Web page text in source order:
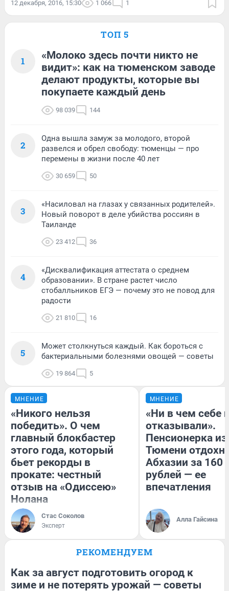
12 декабря, 2016, 15:30 1 066 1
ТОП 5
1
«Молоко здесь почти никто не
видит»: как на тюменском заводе
делают продукты, которые вы
покупаете каждый день
98 039 144
2
Одна вышла замуж за молодого, второй
развелся и обрел свободу: тюменцы — про
перемены в жизни после 40 лет
30 659 50
3
«Насиловал на глазах у связанных родителей».
Новый поворот в деле убийства россиян в
Таиланде
23 412 36
4
«Дисквалификация аттестата о среднем
образовании». В стране растет число
стобалльников ЕГЭ — почему это не повод для
радости
21 810 16
5
Может столкнуться каждый. Как бороться с
бактериальными болезнями овощей — советы
19 864 5
МНЕНИЕ
«Никого нельзя
победить». О чем
главный блокбастер
этого года, который
бьет рекорды в
прокате: честный
отзыв на «Одиссею»
Нолана
Стас Соколов
Эксперт
МНЕНИЕ
«Ни в чем себе
отказывали».
Пенсионерка из
Тюмени
Абхазии за 160
рублей — ее
впечатления
Алла Гайсина
РЕКОМЕНДУЕМ
Как за август подготовить огород к
зиме и не потерять урожай — советы